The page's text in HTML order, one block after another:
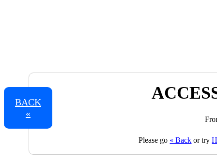
BACK
«
Please go « Back or try